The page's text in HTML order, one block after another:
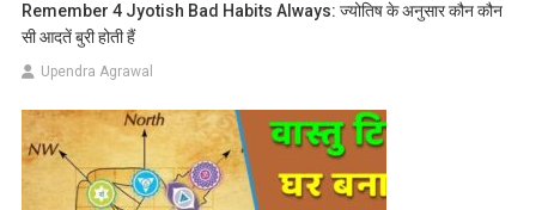
Remember 4 Jyotish Bad Habits Always: ज्योतिष के अनुसार कौन कौन
सी आदतें बुरी होती हैं
Upendra Agrawal